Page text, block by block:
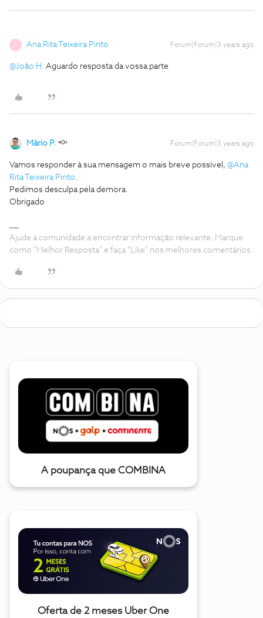
A Ana Rita Teixeira Pinto Forum|Forum|3 years ago
@João H. Aguardo resposta da vossa parte
Mário P. Forum|Forum|3 years ago
Vamos responder à sua mensagem o mais breve possível, @Ana
Rita Teixeira Pinto.
Pedimos desculpa pela demora.
Obrigado
Ajude a comunidade a encontrar informação relevante. Marque
como "Melhor Resposta" e faça "Like" nos melhores comentários.
A poupança que COMBINA
Oferta de 2 meses Uber One